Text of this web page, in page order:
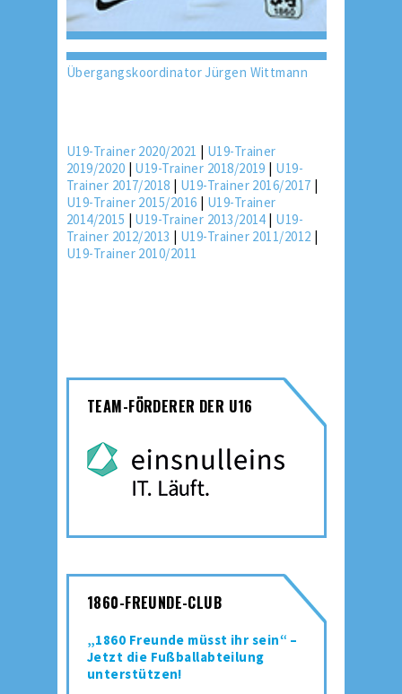
Übergangskoordinator Jürgen Wittmann
U19-Trainer 2020/2021 | U19-Trainer
2019/2020 | U19-Trainer 2018/2019 | U19-
Trainer 2017/2018 | U19-Trainer 2016/2017 |
U19-Trainer 2015/2016 | U19-Trainer
2014/2015 | U19-Trainer 2013/2014| U19-
Trainer 2012/2013 | U19-Trainer 2011/2012 |
U19-Trainer 2010/2011
TEAM-FÖRDERER DER U16
1860-FREUNDE-CLUB
„1860 Freunde müsst ihr sein“ –
Jetzt die Fußballabteilung
unterstützen!